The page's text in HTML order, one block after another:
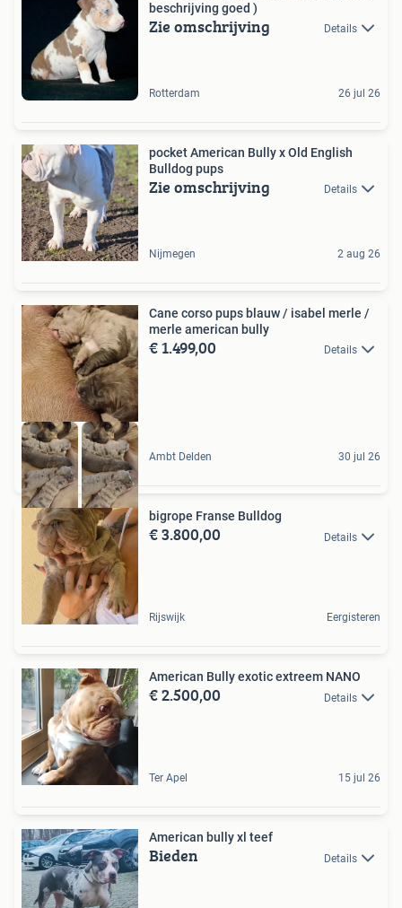
beschrijving goed )
Zie omschrijving Details
Rotterdam 26 jul 26
pocket American Bully x Old English
Bulldog pups
Zie omschrijving Details
Nijmegen 2 aug 26
Cane corso pups blauw / isabel merle /
merle american bully
€ 1.499,00 Details
Ambt Delden 30 jul 26
bigrope Franse Bulldog
€ 3.800,00 Details
Rijswijk Eergisteren
American Bully exotic extreem NANO
€ 2.500,00 Details
Ter Apel 15 jul 26
American bully xl teef
Bieden Details